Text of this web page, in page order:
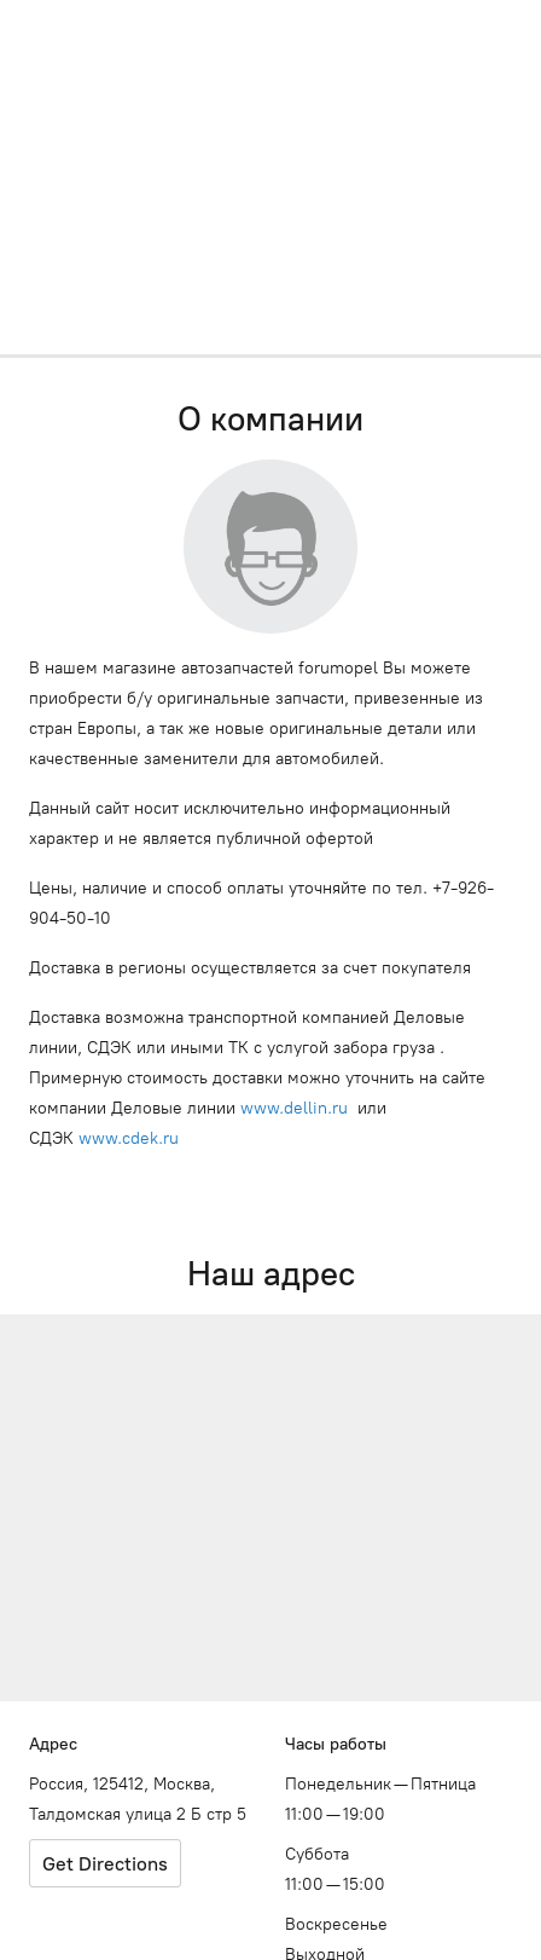
О компании
В нашем магазине автозапчастей forumopel Вы можете
приобрести б/у оригинальные запчасти, привезенные из
стран Европы, а так же новые оригинальные детали или
качественные заменители для автомобилей.
Данный сайт носит исключительно информационный
характер и не является публичной офертой
Цены, наличие и способ оплаты уточняйте по тел. +7-926-
904-50-10
Доставка в регионы осуществляется за счет покупателя
Доставка возможна транспортной компанией Деловые
линии, СДЭК или иными ТК с услугой забора груза .
Примерную стоимость доставки можно уточнить на сайте
компании Деловые линии www.dellin.ru или
СДЭК www.cdek.ru
Наш адрес
Адрес
Россия, 125412, Москва,
Талдомская улица 2 Б стр 5
Get Directions
Часы работы
Понедельник — Пятница
11:00 — 19:00
Суббота
11:00 — 15:00
Воскресенье
Выходной